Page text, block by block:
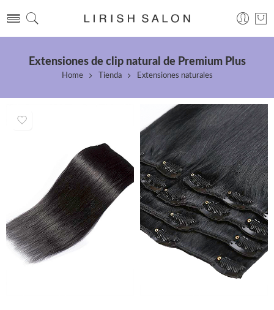
Extensiones de clip natural de Premium Plus
Home Tienda Extensiones naturales